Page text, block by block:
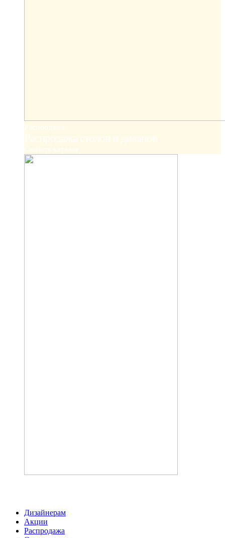
Распродажа
Распродажа столов и диванов
Скачать каталог
Дизайнерам
Акции
Распродажа